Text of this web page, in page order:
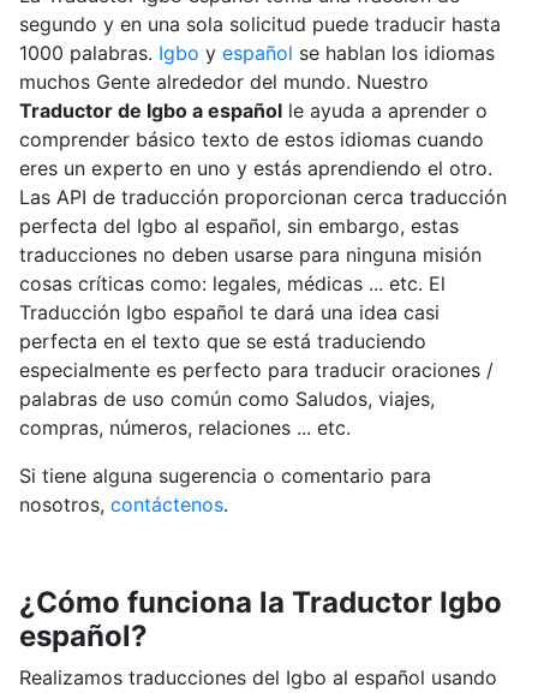
segundo y en una sola solicitud puede traducir hasta
1000 palabras. Igbo y español se hablan los idiomas
muchos Gente alrededor del mundo. Nuestro
Traductor de Igbo a españolle ayuda a aprender o
comprender básico texto de estos idiomas cuando
eres un experto en uno y estás aprendiendo el otro.
Las API de traducción proporcionan cerca traducción
perfecta del Igbo al español, sin embargo, estas
traducciones no deben usarse para ninguna misión
cosas críticas como: legales, médicas ... etc. El
Traducción Igbo español te dará una idea casi
perfecta en el texto que se está traduciendo
especialmente es perfecto para traducir oraciones /
palabras de uso común como Saludos, viajes,
compras, números, relaciones ... etc.
Si tiene alguna sugerencia o comentario para
nosotros, contáctenos.
¿Cómo funciona la Traductor Igbo
español?
Realizamos traducciones del Igbo al español usando